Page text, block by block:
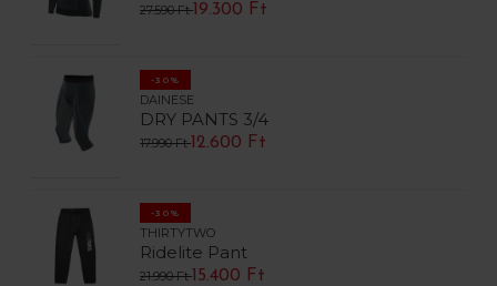
27.590 Ft 19.300 Ft
-30%
DAINESE
DRY PANTS 3/4
17.990 Ft 12.600 Ft
-30%
THIRTYTWO
Ridelite Pant
21.990 Ft 15.400 Ft